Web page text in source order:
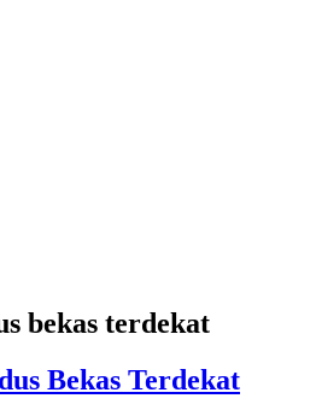
bekas terdekat
Bekas Terdekat